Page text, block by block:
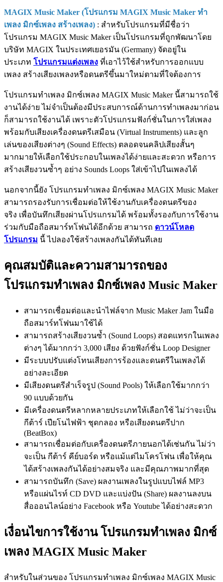
MAGIX Music Maker (โปรแกรม MAGIX Music Maker ทำ
เพลง มิกซ์เพลง สร้างเพลง) : สำหรับโปรแกรมที่มีชื่อว่า
โปรแกรม MAGIX Music Maker เป็นโปรแกรมที่ถูกพัฒนาโดย
บริษัท MAGIX ในประเทศเยอรมัน (Germany) จัดอยู่ใน
ประเภท โปรแกรมแต่งเพลง ที่เอาไว้ใช้สำหรับการออกแบบ
เพลง สร้างเสียงเพลงหรือดนตรีขึ้นมาใหม่ตามที่ใจต้องการ
โปรแกรมทำเพลง มิกซ์เพลง MAGIX Music Maker นี้สามารถใช้
งานได้ง่าย ไม่จำเป็นต้องมีประสบการณ์ด้านการทำเพลงมาก่อน
ก็สามารถใช้งานได้ เพราะตัวโปรแกรมฟังก์ชั่นในการใส่เพลง
พร้อมกับเสียงเครื่องดนตรีเสมือน (Virtual Instruments) และลูก
เล่นของเสียงต่างๆ (Sound Effects) ตลอดจนคลิปเสียงสั้นๆ
มากมายให้เลือกใช้ประกอบในเพลงได้ง่ายและสะดวก หรือการ
สร้างเสียงวนซ้ำๆ อย่าง Sounds Loops ใส่เข้าไปในเพลงได้
นอกจากนี้ยัง โปรแกรมทำเพลง มิกซ์เพลง MAGIX Music Maker
สามารถรองรับการเชื่อมต่อให้ใช้งานกับเครื่องดนตรีของ
จริง เพื่อบันทึกเสียงผ่านโปรแกรมได้ พร้อมทั้งรองกับการใช้งาน
ร่วมกับมือถือสมาร์ทโฟนได้อีกด้วย สามารถ ดาวน์โหลด
โปรแกรม นี้ ไปลองใช้สร้างเพลงกันได้ทันทีเลย
คุณสมบัติและความสามารถของ
โปรแกรมทำเพลง มิกซ์เพลง Music Maker
สามารถเชื่อมต่อและนำไฟล์จาก Music Maker Jam ในมือ
ถือสมาร์ทโฟนมาใช้ได้
สามารถสร้างเสียงวนซ้ำ (Sound Loops) สอดแทรกในเพลง
ต่างๆ ได้มากกว่า 3,000 เสียง ด้วยฟังก์ชั่น Loop Designer
มีระบบปรับแต่งโทนเสียงการร้องและดนตรีในเพลงได้
อย่างละเอียด
มีเสียงดนตรีสำเร็จรูป (Sound Pools) ให้เลือกใช้มากกว่า
90 แบบด้วยกัน
มีเครื่องดนตรีหลากหลายประเภทให้เลือกใช้ ไม่ว่าจะเป็น
กีต้าร์ เปียโนไฟฟ้า ชุดกลอง หรือเสียงดนตรีปาก
(BeatBox)
สามารถเชื่อมต่อกับเครื่องดนตรีภายนอกได้เช่นกัน ไม่ว่า
จะเป็น กีต้าร์ คีย์บอร์ด หรือแม้แต่ไมโครโฟน เพื่อให้คุณ
ได้สร้างเพลงกันได้อย่างสมจริง และมีคุณภาพมากที่สุด
สามารถบันทึก (Save) ผลงานเพลงในรูปแบบไฟล์ MP3
หรือแผ่นไรท์ CD DVD และแบ่งปัน (Share) ผลงานลงบน
สื่อออนไลน์อย่าง Facebook หรือ Youtube ได้อย่างสะดวก
เงื่อนไขการใช้งาน โปรแกรมทำเพลง มิกซ์
เพลง MAGIX Music Maker
สำหรับในส่วนของ โปรแกรมทำเพลง มิกซ์เพลง MAGIX Music